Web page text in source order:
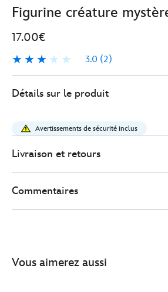
Figurine créature
17.00€
3.0 (2)
3.0
2
17.00
creature-
mystere-
star-
http://schema.org/InStock
Détails sur le produit
Avertissements de sécurité inclus
Livraison et retours
Commentaires
Vous aimerez aussi